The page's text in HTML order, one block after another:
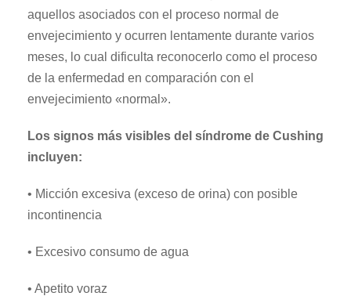
aquellos asociados con el proceso normal de
envejecimiento y ocurren lentamente durante varios
meses, lo cual dificulta reconocerlo como el proceso
de la enfermedad en comparación con el
envejecimiento «normal».
Los signos más visibles del síndrome de Cushing
incluyen:
• Micción excesiva (exceso de orina) con posible
incontinencia
• Excesivo consumo de agua
• Apetito voraz